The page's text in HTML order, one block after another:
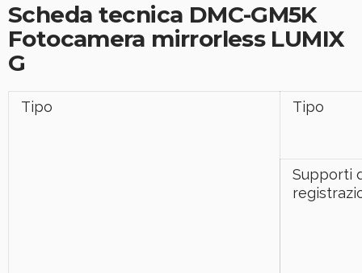
Scheda tecnica DMC-GM5K
Fotocamera mirrorless LUMIX
G
Tipo Tipo
Supporti